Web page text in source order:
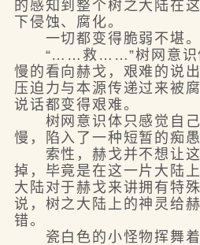
的感知到整个树之大陆在
下侵蚀、腐化。
一切都变得脆弱不堪。
“……救……”树网意识体
慢的看向赫戈，艰难的说
压迫力与本源传递过来被
说话都变得艰难。
树网意识体只感觉自己
慢，陷入了一种短暂的痴愚
索性，赫戈并不想让这
掉，毕竟是在这一片大陆
大陆对于赫戈来讲拥有特
说，树之大陆上的神灵给
错。
瓷白色的小怪物挥舞着